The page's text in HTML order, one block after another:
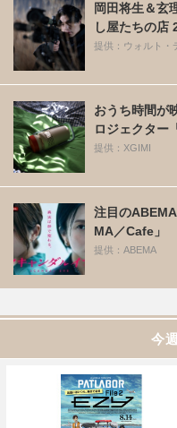
岡田将生＆玄
し屋たちの店
提供：ウォルト・
おうち時間が
ロジェクター
提供：XGIMI
注目の
MA／Cafe」
提供：ABEMA
今